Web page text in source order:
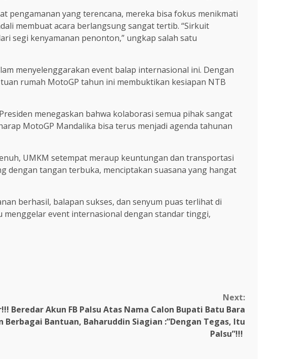
pengamanan yang terencana, mereka bisa fokus menikmati
membuat acara berlangsung sangat tertib. “Sirkuit
segi kenyamanan penonton,” ungkap salah satu
menyelenggarakan event balap internasional ini. Dengan
rumah MotoGP tahun ini membuktikan kesiapan NTB
menegaskan bahwa kolaborasi semua pihak sangat
MotoGP Mandalika bisa terus menjadi agenda tahunan
UMKM setempat meraup keuntungan dan transportasi
dengan tangan terbuka, menciptakan suasana yang hangat
berhasil, balapan sukses, dan senyum puas terlihat di
menggelar event internasional dengan standar tinggi,
Next:
Beredar Akun FB Palsu Atas Nama Calon Bupati Batu Bara
Berbagai Bantuan, Baharuddin Siagian :”Dengan Tegas, Itu
Palsu”!!!